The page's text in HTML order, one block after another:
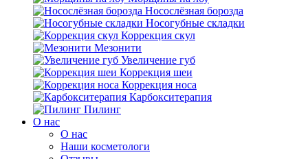
Носослёзная борозда
Носогубные складки
Коррекция скул
Мезонити
Увеличение губ
Коррекция шеи
Коррекция носа
Карбокситерапия
Пилинг
O нас
O нас
Наши косметологи